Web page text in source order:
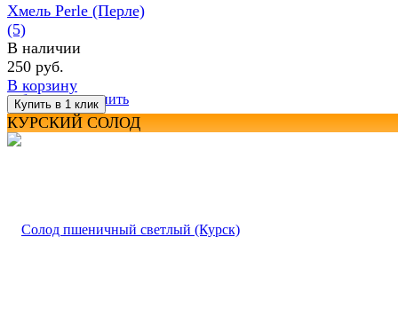
избранное сравнить
Хмель Perle (Перле)
(5)
В наличии
250 руб.
В корзину
КУРСКИЙ СОЛОД